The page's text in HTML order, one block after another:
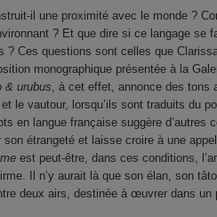
il une proximité avec le monde ?
? Et que dire si ce langage se
? Ces questions sont celles que
monographique présentée à la
& urubus, à cet effet, annonce des tons
le vautour, lorsqu’ils sont traduits du
en langue française suggère d’autres
son étrangeté et laisse croire à une
est peut-être, dans ces conditions,
Il n’y aurait là que son élan, son
deux airs, destinée à œuvrer dans un